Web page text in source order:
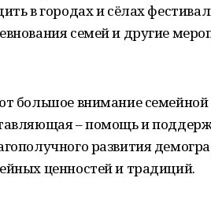
в городах и сёлах
семей и другие
большое внимание семейной
– помощь и
развития
ценностей и традиций.